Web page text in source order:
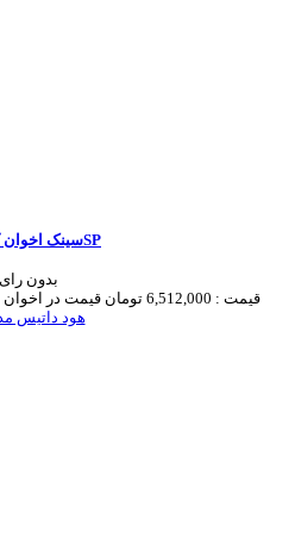
سینک اخوان کد 165SP
بدون رای
قیمت : 6,512,000 تومان قیمت در اخوان